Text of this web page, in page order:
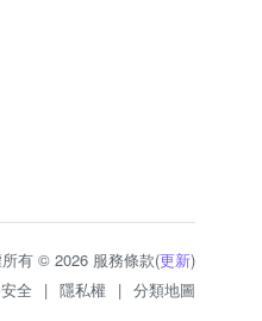
有 © 2026 服務條款(更新)
全 | 隱私權 | 分類地圖